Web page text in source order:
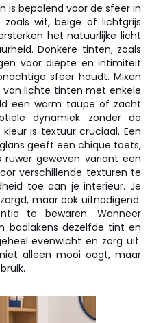
is bepalend voor de sfeer in
wit, beige of lichtgrijs
het natuurlijke licht
Donkere tinten, zoals
voor diepte en intimiteit
sfeer houdt. Mixen
van lichte tinten met enkele
een warm taupe of zacht
dynamiek zonder de
is textuur cruciaal. Een
geeft een chique toets,
ruwer geweven variant een
verschillende texturen te
toe aan je interieur. Je
maar ook uitnodigend.
te bewaren. Wanneer
badlakens dezelfde tint en
evenwicht en zorg uit.
alleen mooi oogt, maar